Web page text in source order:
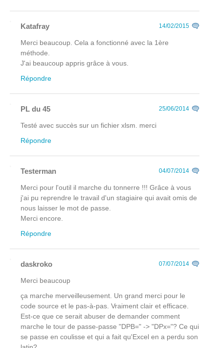
Katafray 14/02/2015
Merci beaucoup. Cela a fonctionné avec la 1ère
méthode.
J'ai beaucoup appris grâce à vous.
Répondre
PL du 45 25/06/2014
Testé avec succès sur un fichier xlsm. merci
Répondre
Testerman 04/07/2014
Merci pour l'outil il marche du tonnerre !!! Grâce à vous
j'ai pu reprendre le travail d'un stagiaire qui avait omis de
nous laisser le mot de passe.
Merci encore.
Répondre
daskroko 07/07/2014
Merci beaucoup
ça marche merveilleusement. Un grand merci pour le
code source et le pas-à-pas. Vraiment clair et efficace.
Est-ce que ce serait abuser de demander comment
marche le tour de passe-passe "DPB=" -> "DPx="? Ce qui
se passe en coulisse et qui a fait qu'Excel en a perdu son